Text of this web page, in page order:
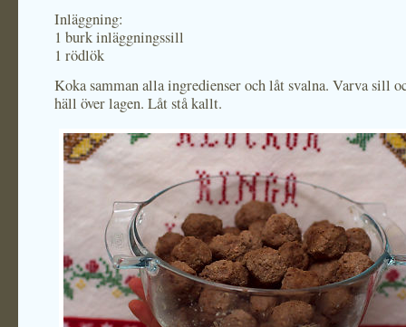
Inläggning:
1 burk inläggningssill
1 rödlök
Koka samman alla ingredienser och låt svalna. Varva sill
häll över lagen. Låt stå kallt.